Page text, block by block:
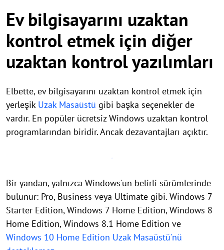
Ev bilgisayarını uzaktan
kontrol etmek için diğer
uzaktan kontrol yazılımları
Elbette, ev bilgisayarını uzaktan kontrol etmek için
yerleşik Uzak Masaüstü gibi başka seçenekler de
vardır. En popüler ücretsiz Windows uzaktan kontrol
programlarından biridir. Ancak dezavantajları açıktır.
Bir yandan, yalnızca Windows'un belirli sürümlerinde
bulunur: Pro, Business veya Ultimate gibi. Windows 7
Starter Edition, Windows 7 Home Edition, Windows 8
Home Edition, Windows 8.1 Home Edition ve
Windows 10 Home Edition Uzak Masaüstü'nü